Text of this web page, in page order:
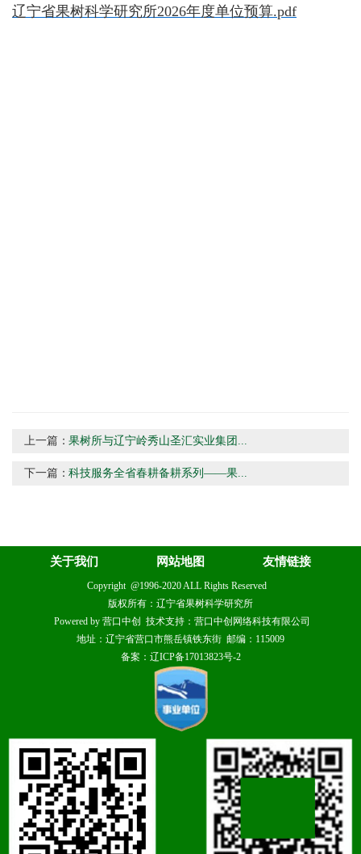
辽宁省果树科学研究所2026年度单位预算.pdf
上一篇：果树所与辽宁岭秀山圣汇实业集团...
下一篇：科技服务全省春耕备耕系列——果...
关于我们 网站地图 友情链接
Copyright @1996-2020 ALL Rights Reserved
版权所有：辽宁省果树科学研究所
Powered by 营口中创 技术支持：营口中创网络科技有限公司
地址：辽宁省营口市熊岳镇铁东街 邮编：115009
备案：辽ICP备17013823号-2